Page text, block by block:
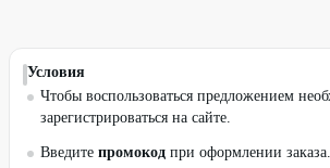
Условия
Чтобы воспользоваться предложением
зарегистрироваться на сайте.
Введите промокод при оформлении заказа.